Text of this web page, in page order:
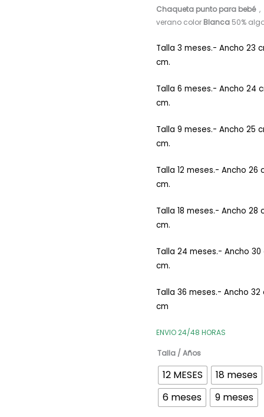
Chaqueta punto para bebé,
verano color Blanca 50%
Talla 3 meses.- Ancho 23
cm.
Talla 6 meses.- Ancho 24
cm.
Talla 9 meses.- Ancho 25
cm.
Talla 12 meses.- Ancho 26
cm.
Talla 18 meses.- Ancho 28
cm.
Talla 24 meses.- Ancho
cm.
Talla 36 meses.- Ancho
cm
ENVIO 24/48 HORAS
Talla / Años
12 MESES
18 meses
6 meses
9 meses
bolero
R120883
cantidad